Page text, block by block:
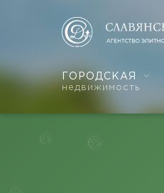
ГОРОДСКАЯ
недвижимость